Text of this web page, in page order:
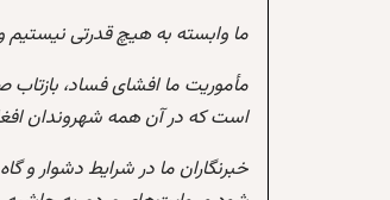
ما وابسته به هیچ قدرتی نیستیم
مأموریت ما افشای فساد،
است که در آن همه شهروندان
خبرنگاران ما در شرایط دشوار و